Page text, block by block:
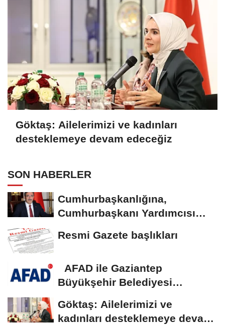
Göktaş: Ailelerimizi ve kadınları
desteklemeye devam edeceğiz
SON HABERLER
Cumhurbaşkanlığına,
Cumhurbaşkanı Yardımcısı
Resmi Gazete başlıkları
AFAD ile Gaziantep
Büyükşehir Belediyesi
Göktaş: Ailelerimizi ve
kadınları desteklemeye devam